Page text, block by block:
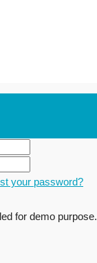
your password?
for demo purpose.